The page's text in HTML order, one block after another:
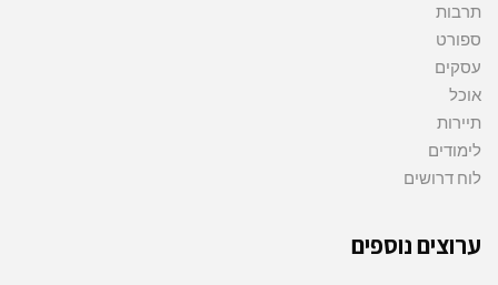
תרבות
ספורט
עסקים
אוכל
תיירות
לימודים
לוח דרושים
ערוצים נוספים